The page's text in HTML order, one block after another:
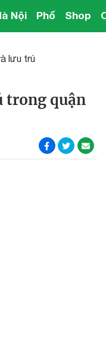
Nội Phố Shop
lưu trú
trong quận